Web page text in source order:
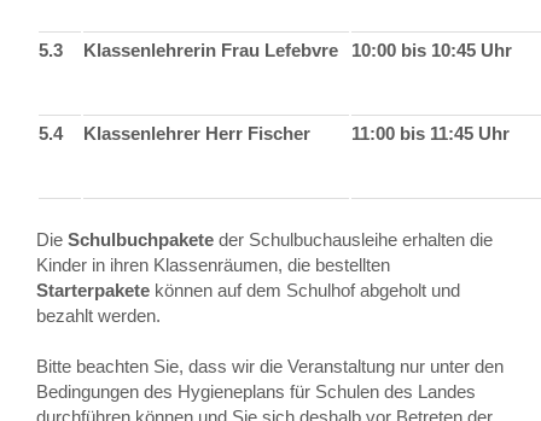
5.3 Klassenlehrerin Frau Lefebvre 10:00 bis 10:45 Uhr
5.4 Klassenlehrer Herr Fischer 11:00 bis 11:45 Uhr
Die Schulbuchpakete der Schulbuchausleihe erhalten die
Kinder in ihren Klassenräumen, die bestellten
Starterpakete können auf dem Schulhof abgeholt und
bezahlt werden.
Bitte beachten Sie, dass wir die Veranstaltung nur unter den
Bedingungen des Hygieneplans für Schulen des Landes
durchführen können und Sie sich deshalb vor Betreten der